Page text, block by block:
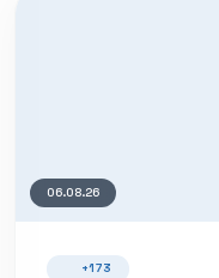
06.08.26
+173